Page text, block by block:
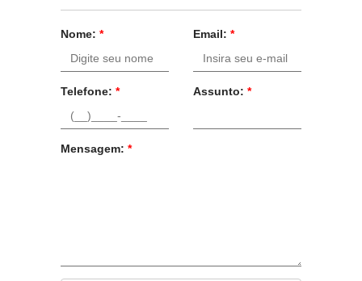
Nome: * Email: *
Telefone: * Assunto: *
Mensagem: *